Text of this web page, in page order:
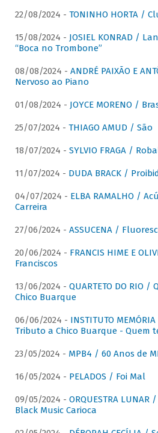
22/08/2024 - TONINHO HORTA /
15/08/2024 - JOSIEL KONRAD /
“Boca no Trombone”
08/08/2024 - ANDRÉ PAIXÃO E
Nervoso ao Piano
01/08/2024 - JOYCE MORENO /
25/07/2024 - THIAGO AMUD / São
18/07/2024 - SYLVIO FRAGA /
11/07/2024 - DUDA BRACK /
04/07/2024 - ELBA RAMALHO /
Carreira
27/06/2024 - ASSUCENA /
20/06/2024 - FRANCIS HIME E
Franciscos
13/06/2024 - QUARTETO DO RIO
Chico Buarque
06/06/2024 - INSTITUTO
Tributo a Chico Buarque - Quem
23/05/2024 - MPB4 / 60 Anos de
16/05/2024 - PELADOS / Foi Mal
09/05/2024 - ORQUESTRA
Black Music Carioca